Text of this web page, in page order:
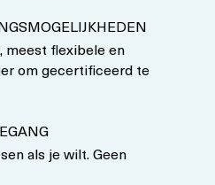
meest flexibele en
om gecertificeerd te
als je wilt. Geen